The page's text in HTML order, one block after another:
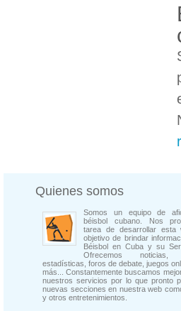
Quienes somos
Somos un equipo de
béisbol cubano. Nos
tarea de desarrollar esta
objetivo de brindar
Béisbol en Cuba y su
Ofrecemos noticias,
estadísticas, foros de debate, juegos
más... Constantemente buscamos
nuestros servicios por lo que pronto
nuevas secciones en nuestra web
y otros entretenimientos.